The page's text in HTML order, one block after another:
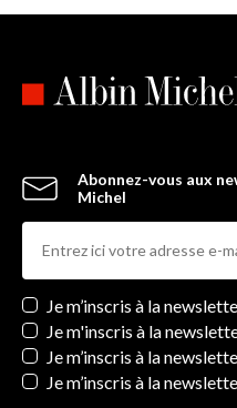
Abonnez-vous aux
Michel
Newsletters
Je m’inscris à la
Je m'inscris à la
Je m’inscris à la
Je m’inscris à la